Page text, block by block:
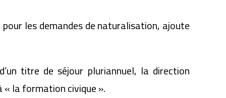
les demandes de naturalisation, ajoute
titre de séjour pluriannuel, la direction
« la formation civique ».